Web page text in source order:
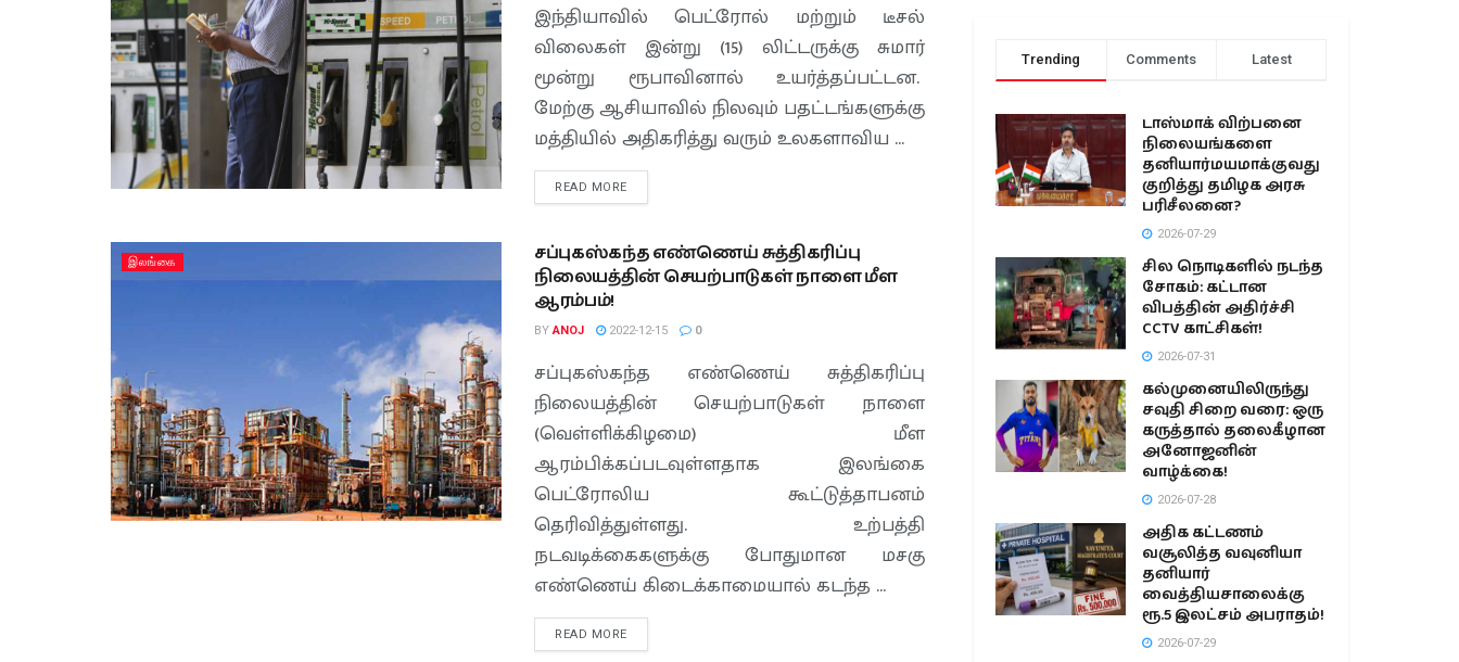
இந்தியாவில் பெட்ரோல் மற்றும் டீசல்
விலைகள் இன்று (15) லிட்டருக்கு சுமார்
மூன்று ரூபாவினால் உயர்த்தப்பட்டன.
மேற்கு ஆசியாவில் நிலவும் பதட்டங்களுக்கு
மத்தியில் அதிகரித்து வரும் உலகளாவிய ...
READ MORE
இலங்கை
சப்புகஸ்கந்த எண்ணெய் சுத்திகரிப்பு
நிலையத்தின் செயற்பாடுகள் நாளை மீள
ஆரம்பம்!
BY ANOJ 2022-12-15 0
சப்புகஸ்கந்த எண்ணெய் சுத்திகரிப்பு
நிலையத்தின் செயற்பாடுகள் நாளை
(வெள்ளிக்கிழமை) மீள
ஆரம்பிக்கப்படவுள்ளதாக இலங்கை
பெட்ரோலிய கூட்டுத்தாபனம்
தெரிவித்துள்ளது. உற்பத்தி
நடவடிக்கைகளுக்கு போதுமான மசகு
எண்ணெய் கிடைக்காமையால் கடந்த ...
READ MORE
Trending Comments Latest
டாஸ்மாக் விற்பனை
நிலையங்களை
தனியார்மயமாக்குவது
குறித்து தமிழக அரசு
பரிசீலனை?
2026-07-29
சில நொடிகளில் நடந்த
சோகம்: கட்டான
விபத்தின் அதிர்ச்சி
CCTV காட்சிகள்!
2026-07-31
கல்முனையிலிருந்து
சவுதி சிறை வரை: ஒரு
கருத்தால் தலைகீழான
அனோஜனின்
வாழ்க்கை!
2026-07-28
அதிக கட்டணம்
வசூலித்த வவுனியா
தனியார்
வைத்தியசாலைக்கு
ரூ.5 இலட்சம் அபராதம்!
2026-07-29